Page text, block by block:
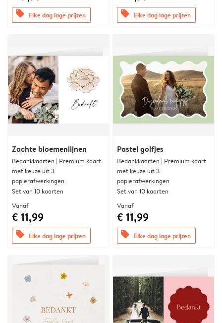
offers Elke dag lage prijzen offers Elke dag lage prijzen
Zachte bloemenlijnen
Bedankkaarten | Premium kaart
met keuze uit 3
papierafwerkingen
Set van 10 kaarten
Vanaf
€ 11,99
offers Elke dag lage prijzen
Pastel golfjes
Bedankkaarten | Premium kaart
met keuze uit 3
papierafwerkingen
Set van 10 kaarten
Vanaf
€ 11,99
offers Elke dag lage prijzen